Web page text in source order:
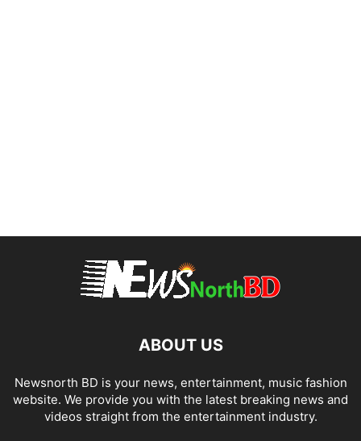
ABOUT US
Newsnorth BD is your news, entertainment, music fashion
website. We provide you with the latest breaking news and
videos straight from the entertainment industry.